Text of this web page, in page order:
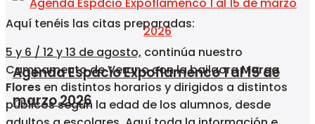
Agenda Espacio Expoflamenco 1 al 15 de
marzo 2026
Aquí tenéis las citas preparadas:
5 y 6 / 12 y 13 de agosto, continúa nuestro
Campamento de Verano con la bailaoraMarga
Flores en distintos horarios y dirigidos a distintos
públicos según la edad de los alumnos, desde